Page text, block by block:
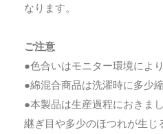
なります。
ご注意
●色合いはモニター環境によ
●綿混合商品は洗濯時に多少
●本製品は生産過程におきま
継ぎ目や多少のほつれが生じ